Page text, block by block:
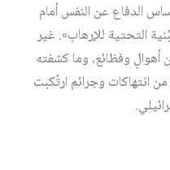
الدفاع عن النفس أمام
التحتية للإرهاب». غير
أهوالٍ وفظائع، وما كشفته
انتهاكات وجرائم ارتُكبت